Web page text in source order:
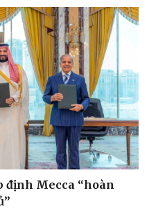
Mecca “hoàn